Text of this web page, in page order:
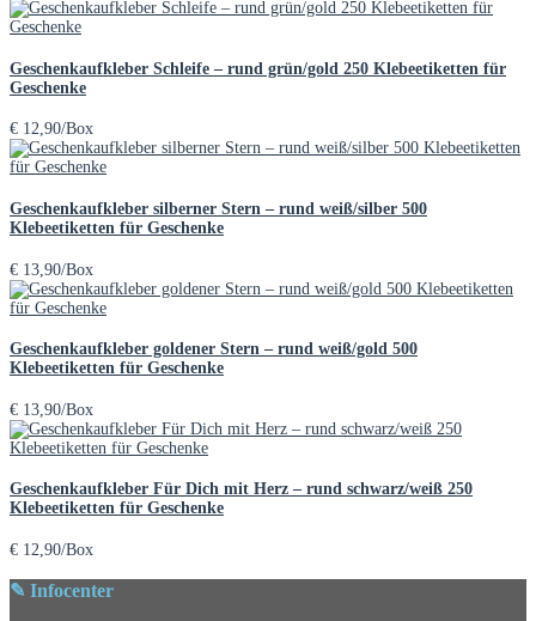
Geschenkaufkleber Schleife – rund grün/gold 250 Klebeetiketten für
Geschenke
€ 12,90/Box
Geschenkaufkleber silberner Stern – rund weiß/silber 500
Klebeetiketten für Geschenke
€ 13,90/Box
Geschenkaufkleber goldener Stern – rund weiß/gold 500
Klebeetiketten für Geschenke
€ 13,90/Box
Geschenkaufkleber Für Dich mit Herz – rund schwarz/weiß 250
Klebeetiketten für Geschenke
€ 12,90/Box
✎ Infocenter